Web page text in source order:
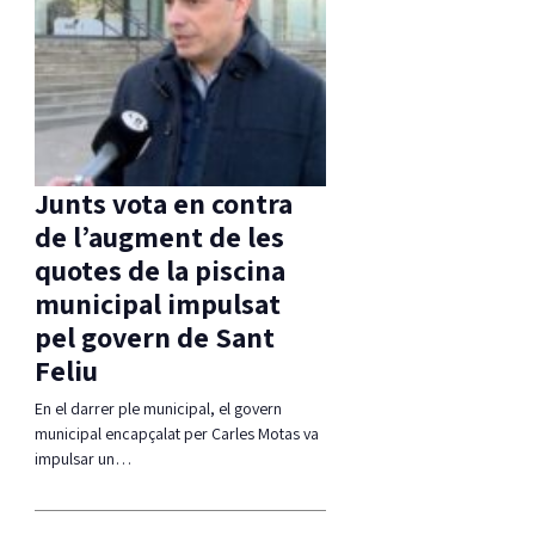
Junts vota en contra
de l’augment de les
quotes de la piscina
municipal impulsat
pel govern de Sant
Feliu
En el darrer ple municipal, el govern
municipal encapçalat per Carles Motas va
impulsar un…